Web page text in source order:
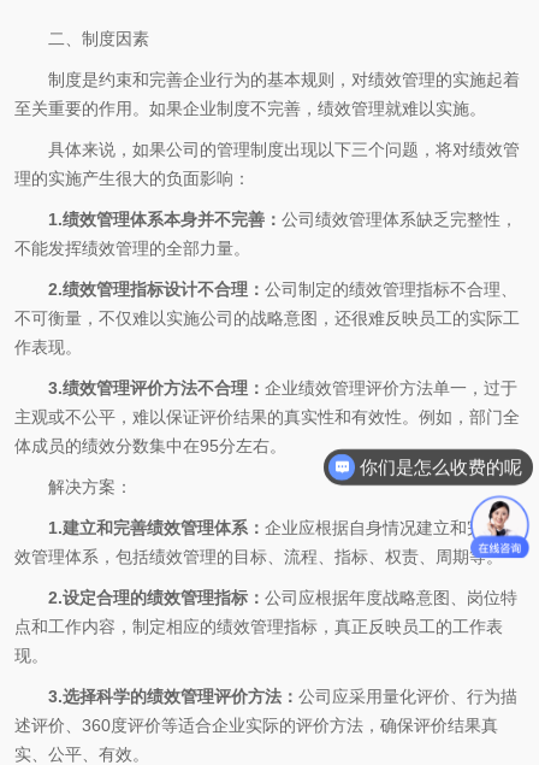
二、制度因素
制度是约束和完善企业行为的基本规则，对绩效管理的实施起着
至关重要的作用。如果企业制度不完善，绩效管理就难以实施。
具体来说，如果公司的管理制度出现以下三个问题，将对绩效管
理的实施产生很大的负面影响：
1.绩效管理体系本身并不完善： 公司绩效管理体系缺乏完整性，
不能发挥绩效管理的全部力量。
2.绩效管理指标设计不合理 ： 公司制定的绩效管理指标不合理、
不可衡量，不仅难以实施公司的战略意图，还很难反映员工的实际工
作表现。
3.绩效管理评价方法不合理： 企业绩效管理评价方法单一，过于
主观或不公平，难以保证评价结果的真实性和有效性。例如，部门全
体成员的绩效分数集中在95分左右。
解决方案：
1.建立和完善绩效管理体系 ： 企业应根据自身情况建立和完善绩
效管理体系，包括绩效管理的目标、流程、指标、权责、周期等。
2.设定合理的绩效管理指标： 公司应根据年度战略意图、岗位特
点和工作内容，制定相应的绩效管理指标，真正反映员工的工作表
现。
3.选择科学的绩效管理评价方法： 公司应采用量化评价、行为描
述评价、360度评价等适合企业实际的评价方法，确保评价结果真
实、公平、有效。
你们是怎么收费的呢